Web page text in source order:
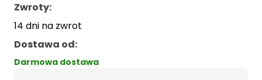
Zwroty:
14 dni na zwrot
Dostawa od:
Darmowa dostawa